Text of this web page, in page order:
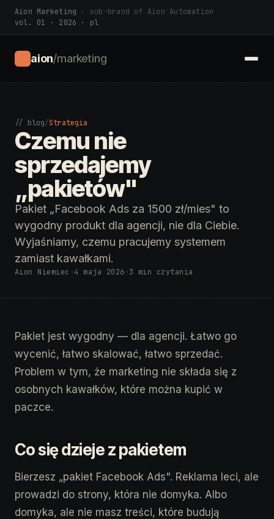
Aion Marketing
· sub-brand of Aion Automation
vol. 01 · 2026 · pl
aion/marketing
// blog/Strategia
Czemu nie
sprzedajemy
„pakietów"
Pakiet „Facebook Ads za 1500 zł/mies" to
wygodny produkt dla agencji, nie dla Ciebie.
Wyjaśniamy, czemu pracujemy systemem
zamiast kawałkami.
Aion Niemiec ·4 maja 2026 ·3 min czytania
Pakiet jest wygodny — dla agencji. Łatwo go
wycenić, łatwo skalować, łatwo sprzedać.
Problem w tym, że marketing nie składa się z
osobnych kawałków, które można kupić w
paczce.
Co się dzieje z pakietem
Bierzesz „pakiet Facebook Ads". Reklama leci, ale
prowadzi do strony, która nie domyka. Albo
domyka, ale nie masz treści, które budują